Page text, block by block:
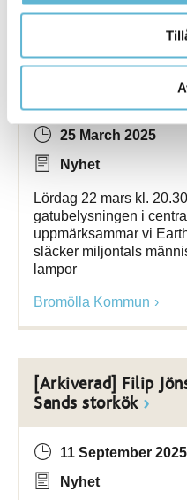
[Arkiverad] Earth
25 March 2025
Nyhet
Lördag 22 mars kl.
gatubelysningen i
uppmärksammar vi
släcker miljontals
lampor
Bromölla Kommun
[Arkiverad] Filip
Sands storkök
11 September 2025
Nyhet